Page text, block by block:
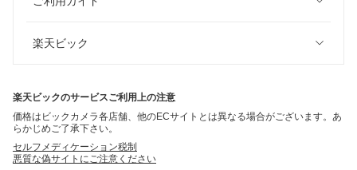
楽天ビック
楽天ビックのサービスご利用上の注意
価格はビックカメラ各店舗、他のECサイトとは異なる場合がございます。あ
らかじめご了承下さい。
セルフメディケーション税制
悪質な偽サイトにご注意ください